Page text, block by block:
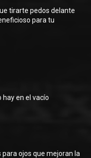
tirarte pedos delante
para tu
hay en el vacío
para ojos que mejoran la